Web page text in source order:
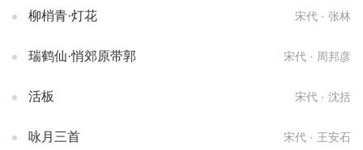
柳梢青·灯花 宋代 · 张林
瑞鹤仙·悄郊原带郭 宋代 · 周邦彦
活板 宋代 · 沈括
咏月三首 宋代 · 王安石